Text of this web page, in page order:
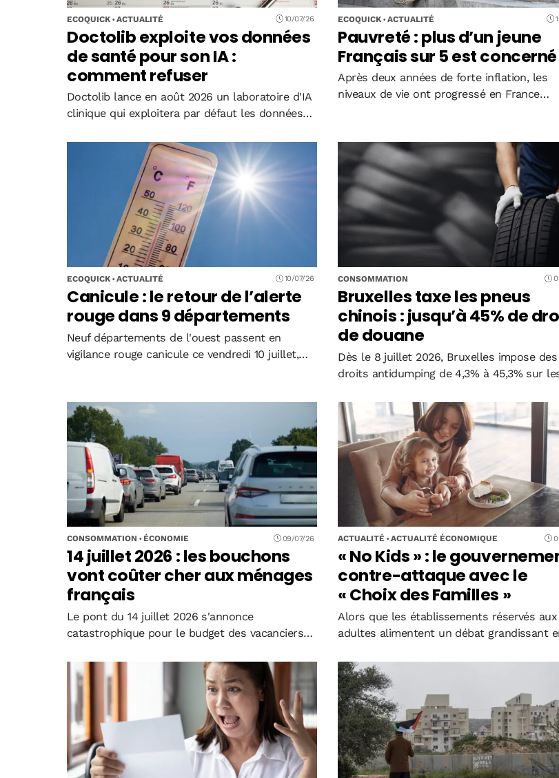
Doctolib exploite vos données
de santé pour son IA :
comment refuser
ECOQUICK ACTUALITÉ
Doctolib lance en août 2026 un laboratoire d'IA
clinique qui exploitera par défaut les données
d'opt-out controversé permet de refuser
gratuitement via un formulaire en ligne, mais…
10/07/26
Pauvreté : plus d’un jeune
Français sur 5 est concerné
ECOQUICK ACTUALITÉ
Après deux années de forte inflation, les
niveaux de vie ont progressé en France
prestations sociales, n’a pas permis de
Canicule : le retour de l’alerte
rouge dans 9 départements
ECOQUICK ACTUALITÉ
Neuf départements de l'ouest passent en
vigilance rouge canicule ce vendredi 10 juillet,
des hôpitaux, adaptation du travail et 7.800
hectares brûlés, l'économie française…
10/07/26
Bruxelles taxe les pneus
chinois : jusqu’à 45% de
de douane
CONSOMMATION
Dès le 8 juillet 2026, Bruxelles impose des
droits antidumping de 4,3% à 45,3% sur
invasion commerciale ayant fait bondir les
importations de 62% en…
14 juillet 2026 : les bouchons
vont coûter cher aux ménages
français
CONSOMMATION ÉCONOMIE
Le pont du 14 juillet 2026 s'annonce
catastrophique pour le budget des vacanciers
embouteillages massifs, prix majorés en
stations-service et pertes économiques pour le
secteur touristique, les conséquences
financières…
09/07/26
« No Kids » : le
contre-attaque avec le
« Choix des Familles »
ACTUALITÉ ACTUALITÉ ÉCONOMIQUE
Alors que les établissements réservés aux
adultes alimentent un débat grandissant
la deuxième édition du « Choix des Familles
Cette initiative entend distinguer les
qui font de l'accueil…